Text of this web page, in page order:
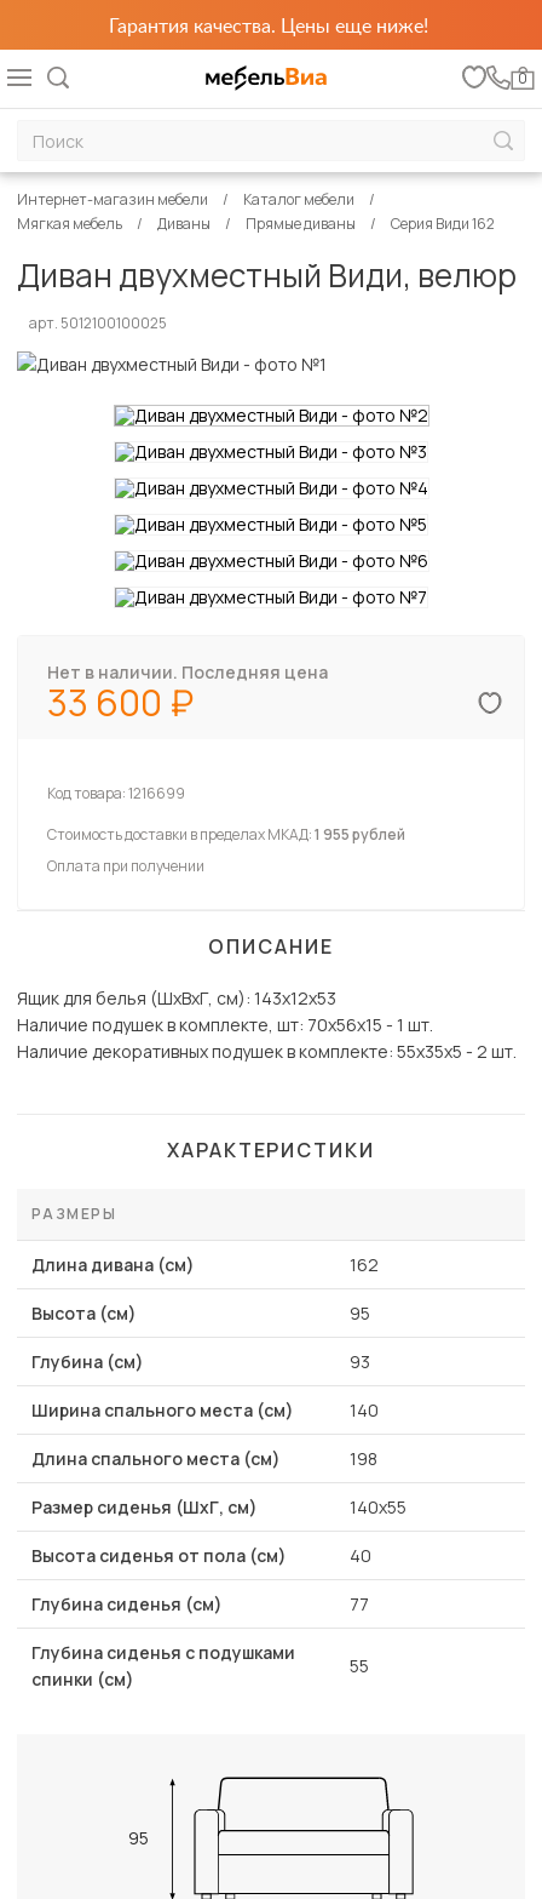
Гарантия качества. Цены еще ниже!
0
Интернет-магазин мебели
Каталог мебели
Мягкая мебель
Диваны Прямые диваны Серия Види 162
Диван двухместный Види, велюр
арт. 5012100100025
Нет в наличии. Последняя цена
33 600
Код товара:1216699
Стоимость доставки в пределах МКАД:1 955 рублей
Оплата при получении
ОПИСАНИЕ
Ящик для белья (ШхВхГ, см): 143х12х53
Наличие подушек в комплекте, шт: 70х56х15 - 1 шт.
Наличие декоративных подушек в комплекте: 55х35х5 - 2 шт.
ХАРАКТЕРИСТИКИ
РАЗМЕРЫ
Длина дивана (см) 162
Высота (см) 95
Глубина (см) 93
Ширина спального места (см) 140
Длина спального места (см) 198
Размер сиденья (ШхГ, см) 140х55
Высота сиденья от пола (см) 40
Глубина сиденья (см) 77
Глубина сиденья с подушками
спинки (см)
55
95